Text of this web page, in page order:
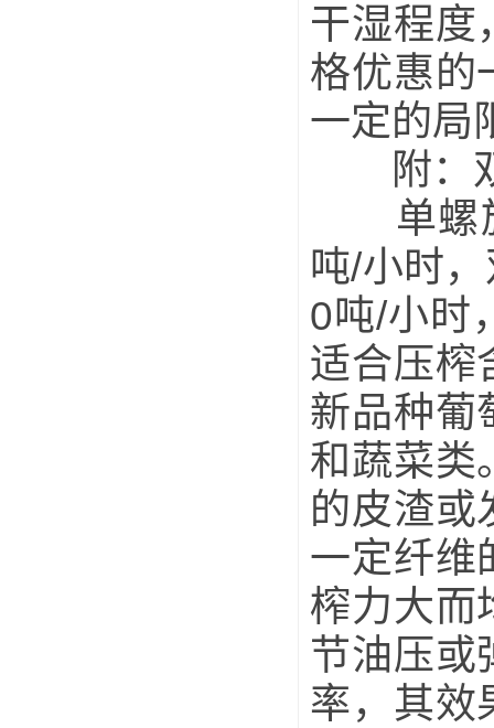
干湿程度
格优惠的
一定的局
附：双
单螺旋
吨/小时
0吨/小时
适合压榨
新品种葡
和蔬菜类
的皮渣或
一定纤维
榨力大而
节油压或
率，其效